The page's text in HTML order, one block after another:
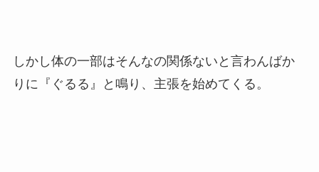
しかし体の一部はそんなの関係ないと言わんばか
りに『ぐるる』と鳴り、主張を始めてくる。